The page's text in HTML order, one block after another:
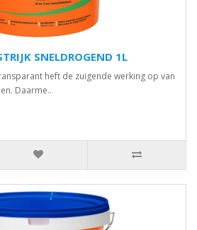
SNELDROGEND 1L
heft de zuigende werking op van
Daarme..